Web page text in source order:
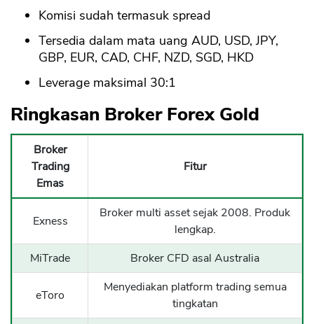
Komisi sudah termasuk spread
Tersedia dalam mata uang AUD, USD, JPY,
GBP, EUR, CAD, CHF, NZD, SGD, HKD
Leverage maksimal 30:1
Ringkasan Broker Forex Gold
Broker
Trading
Emas
Fitur
Exness
Broker multi asset sejak 2008. Produk
lengkap.
MiTrade
Broker CFD asal Australia
eToro
Menyediakan platform trading semua
tingkatan